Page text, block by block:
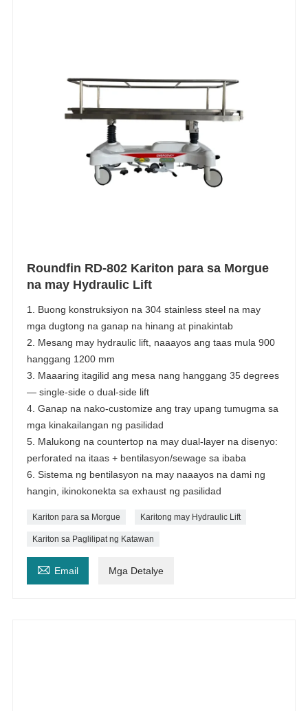
Roundfin RD-802 Kariton para sa Morgue
na may Hydraulic Lift
1. Buong konstruksiyon na 304 stainless steel na may
mga dugtong na ganap na hinang at pinakintab
2. Mesang may hydraulic lift, naaayos ang taas mula 900
hanggang 1200 mm
3. Maaaring itagilid ang mesa nang hanggang 35 degrees
— single-side o dual-side lift
4. Ganap na nako-customize ang tray upang tumugma sa
mga kinakailangan ng pasilidad
5. Malukong na countertop na may dual-layer na disenyo:
perforated na itaas + bentilasyon/sewage sa ibaba
6. Sistema ng bentilasyon na may naaayos na dami ng
hangin, ikinokonekta sa exhaust ng pasilidad
Kariton para sa Morgue Karitong may Hydraulic Lift
Kariton sa Paglilipat ng Katawan
 Email Mga Detalye